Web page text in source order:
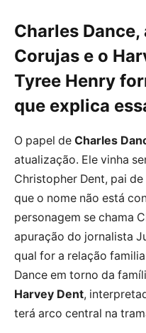
Charles
Corujas e o
Tyree Henry
que explica
O papel de Charles
atualização. Ele vinha
Christopher Dent, pai
que o nome não está
personagem se chama
apuração do jornalista
qual for a relação
Dance em torno da
Harvey Dent,
terá arco central na